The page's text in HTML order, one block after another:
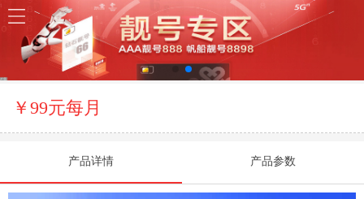
￥99元每月
产品详情 产品参数